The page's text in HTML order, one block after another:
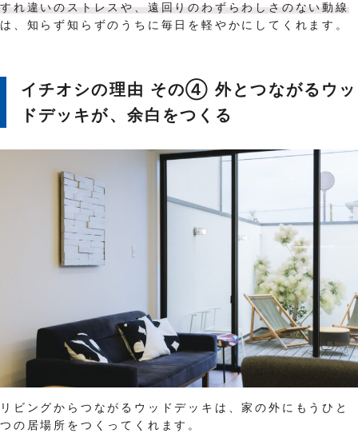
すれ違いのストレスや、遠回りのわずらわしさのない動線
は、知らず知らずのうちに毎日を軽やかにしてくれます。
イチオシの理由 その④ 外とつながるウッ
ドデッキが、余白をつくる
リビングからつながるウッドデッキは、家の外にもうひと
つの居場所をつくってくれます。